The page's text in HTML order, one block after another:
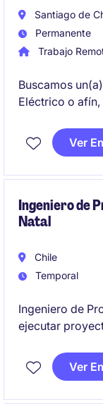
Santiago de
Permanente
Trabajo
Buscamos
Eléctrico o
propuestas
ampliación y/o
Ver
Ingeniero de
Natal
Chile
Temporal
Ingeniero de
ejecutar
cumplimiento
establecidos.
Ver